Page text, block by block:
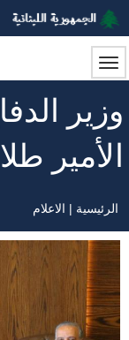
تجاوز
إلى
المحتوى
الرئيسي
وزير
الأمير
مسار
التنقل
الرئيسية الاعلام